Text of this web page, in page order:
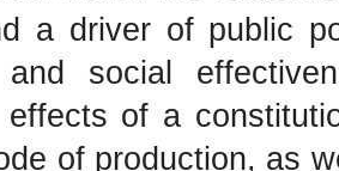
a driver of public
and social
effects of a
of production, as